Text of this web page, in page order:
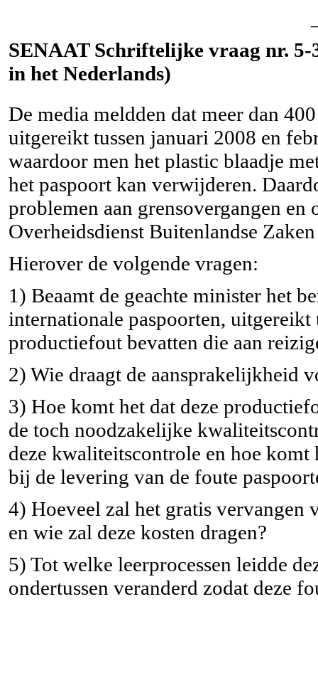
SENAAT Schriftelijke vraag nr. 5-
in het Nederlands)
De media meldden dat meer dan
uitgereikt tussen januari 2008 en
waardoor men het plastic blaadje
het paspoort kan verwijderen.
problemen aan grensovergangen en
Overheidsdienst Buitenlandse
Hierover de volgende vragen:
1) Beaamt de geachte minister het
internationale paspoorten, uitgereikt
productiefout bevatten die aan
2) Wie draagt de aansprakelijkheid
3) Hoe komt het dat deze
de toch noodzakelijke
deze kwaliteitscontrole en hoe komt
bij de levering van de foute
4) Hoeveel zal het gratis vervangen
en wie zal deze kosten dragen?
5) Tot welke leerprocessen leidde
ondertussen veranderd zodat deze